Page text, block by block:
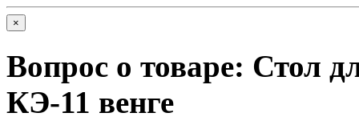
×
Вопрос о товаре: Стол
КЭ-11 венге